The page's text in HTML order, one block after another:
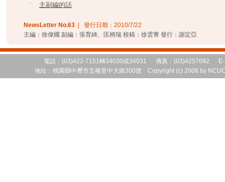
˙ 主副編的話
NewsLetter No.63 | 發行日期： 2010/7/22
主編：徐偉國 副編：張育綺、匡柄瑞 校稿：徐雲菁 發行：謝定亞
電話：(03)422-7151轉34030或34031 傳真：(03)4257092 E-
地址：桃園縣中壢市五權里中大路300號 Copyright (c) 2008 by